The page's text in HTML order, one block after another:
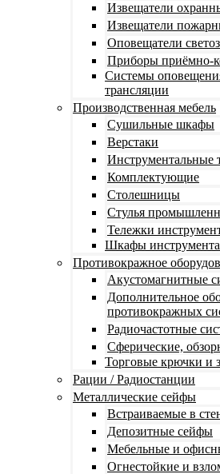
Извещатели
Извещатели
Оповещатели
Приборы приёмно-
Системы
трансляции
Производственная мебель
Cушильные шкафы
Верстаки
Инструментальные
Комплектующие
Столешницы
Стулья
Тележки
Шкафы
Противокражное
Акустомагнитные
Дополнительное
противокражных
Радиочастотные
Сферические,
Торговые крючки и
Рации / Радиостанции
Металлические сейфы
Встраиваемые в
Депозитные сейфы
Мебельные и
Огнестойкие и